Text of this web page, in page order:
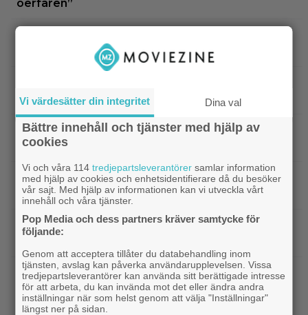
oerfaren”
reklam för filmen ”The End of Oak Street”
säsonger – tror skådespelaren bakom Bart
Klassiker|90-talets roligaste komedi intar
Viaplay: ”Sjuk humor och genialiskt manus”
HBO Max|Nu på HBO Max: Tom Hardy gör sin
bästa roll i ”fullkomligt lysande” drama från 2013
Streamingtips|Kvällens tv-tips: Du kan inte ana
vem som är mördaren i ”Beck” nummer 20
Christopher Nolan| På tv ikväll: En av Nolans
bästa filmer fyller 20 – gick nästan till en annan
regissör
Vi värdesätter din integritet Dina val
Bättre innehåll och tjänster med hjälp av
cookies
Vi och våra 114tredjepartsleverantörer samlar information
med hjälp av cookies och enhetsidentifierare då du besöker
vår sajt. Med hjälp av informationen kan vi utveckla vårt
innehåll och våra tjänster.
Pop Media och dess partners kräver samtycke för
följande:
Genom att acceptera tillåter du databehandling inom
tjänsten, avslag kan påverka användarupplevelsen. Vissa
tredjepartsleverantörer kan använda sitt berättigade intresse
för att arbeta, du kan invända mot det eller ändra andra
inställningar när som helst genom att välja "Inställningar"
längst ner på sidan.